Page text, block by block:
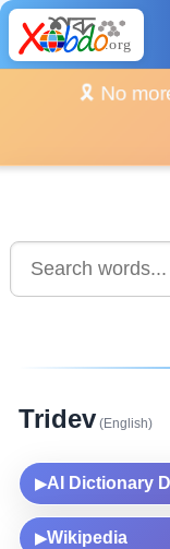
🎗️ No
Tridev (English)
▶AI Dictionary
▶Wikipedia